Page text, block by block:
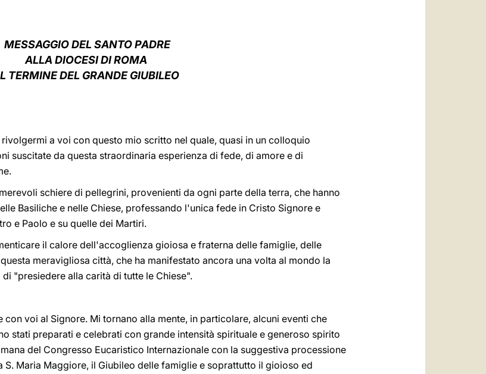
MESSAGGIO DEL SANTO PADRE
ALLA DIOCESI DI ROMA
TERMINE DEL GRANDE GIUBILEO
a voi con questo mio scritto nel quale, quasi in un colloquio
suscitate da questa straordinaria esperienza di fede, di amore e di
schiere di pellegrini, provenienti da ogni parte della terra, che hanno
Basiliche e nelle Chiese, professando l'unica fede in Cristo Signore e
e Paolo e su quelle dei Martiri.
il calore dell'accoglienza gioiosa e fraterna delle famiglie, delle
meravigliosa città, che ha manifestato ancora una volta al mondo la
"presiedere alla carità di tutte le Chiese".
voi al Signore. Mi tornano alla mente, in particolare, alcuni eventi che
stati preparati e celebrati con grande intensità spirituale e generoso spirito
del Congresso Eucaristico Internazionale con la suggestiva processione
S. Maria Maggiore, il Giubileo delle famiglie e soprattutto il gioioso ed